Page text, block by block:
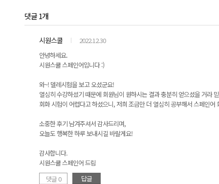
댓글 1개
시원스쿨
2022.12.30
안녕하세요.
시원스쿨 스페인어입니다 :)
와~! 델레시험을 보고 오셨군요!
열심히 수강하셨기 때문에 회원님이 원하시는 결과 충분히 얻으셨을 거라
회화 시험이 어렵다고 하셨으니, 저희 조금만 더 열심히 공부해서 스페인어
소중한 후기 남겨주셔서 감사드리며,
오늘도 행복한 하루 보내시길 바랄게요!
감사합니다.
시원스쿨 스페인어 드림
댓글 0
답글